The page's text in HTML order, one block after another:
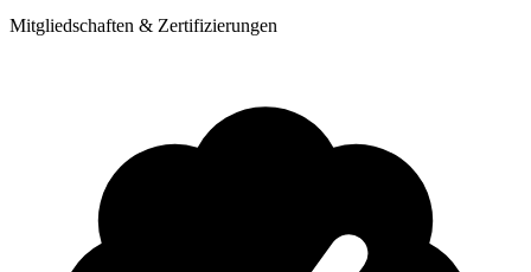
Mitgliedschaften & Zertifizierungen